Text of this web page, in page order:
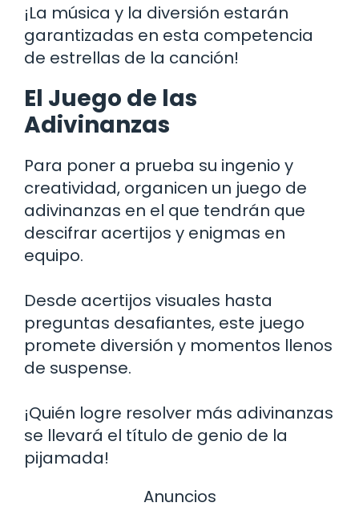
¡La música y la diversión estarán
garantizadas en esta competencia
de estrellas de la canción!
El Juego de las
Adivinanzas
Para poner a prueba su ingenio y
creatividad, organicen un juego de
adivinanzas en el que tendrán que
descifrar acertijos y enigmas en
equipo.
Desde acertijos visuales hasta
preguntas desafiantes, este juego
promete diversión y momentos llenos
de suspense.
¡Quién logre resolver más adivinanzas
se llevará el título de genio de la
pijamada!
Anuncios